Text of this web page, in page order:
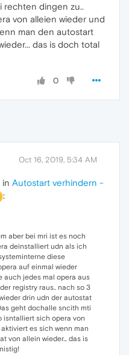
rechten dingen zu..
von alleien wieder und
man den autostart
das is doch total
0
Oct 16, 2019, 5:34 AM
in Autostart verhindern -
:
aber bei mri ist es noch
deinstalliert udn als ich
diese
auf einmal wieder
auch jedes mal opera aus
registry raus.. nach so 3
drin udn der autostat
geht dochalle sncith mti
isntalliert sich opera von
es sich wenn man
von allein wieder... das is